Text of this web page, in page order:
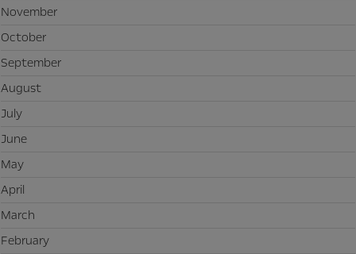
November
October
September
August
July
June
May
April
March
February